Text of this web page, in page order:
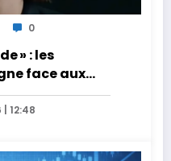
0
» : les
face aux
artificielle
12:48